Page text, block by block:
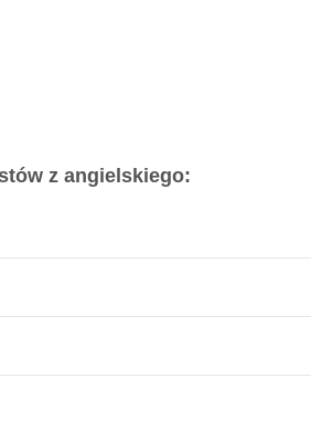
z angielskiego: